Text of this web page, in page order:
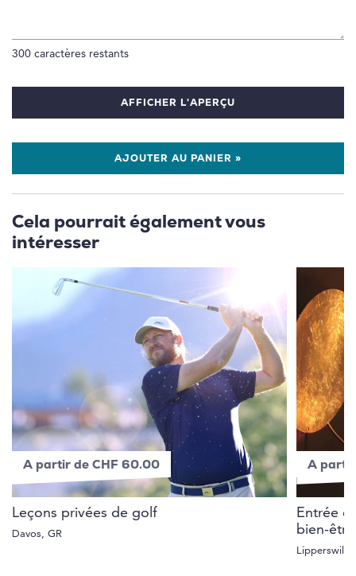
300 caractères restants
AFFICHER L'APERÇU
AJOUTER AU PANIER »
Cela pourrait également vous
intéresser
A partir de CHF 60.00
Leçons privées de golf
Davos, GR
A partir
Entrée
bien-
Lipperswil,